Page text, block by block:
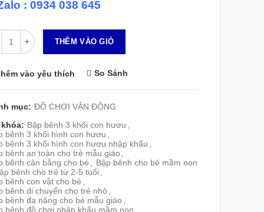
: 0934 038 645
lượng
THÊM VÀO GIỎ
vào yêu thích So Sánh
mục: ĐỒ CHƠI VẬN ĐỘNG
Bập bênh 3 khối con hươu ,
bênh 3 khối hình con hươu ,
bênh 3 khối hình con hươu nhập khẩu ,
bênh an toàn cho trẻ mẫu giáo ,
bênh cân bằng cho bé , Bập bênh cho bé mầm non
bênh cho trẻ từ 2-5 tuổi ,
bênh con vật cho bé ,
bênh di chuyển cho trẻ nhỏ ,
bênh đa năng cho bé mẫu giáo ,
bênh đồ chơi nhập khẩu mầm non ,